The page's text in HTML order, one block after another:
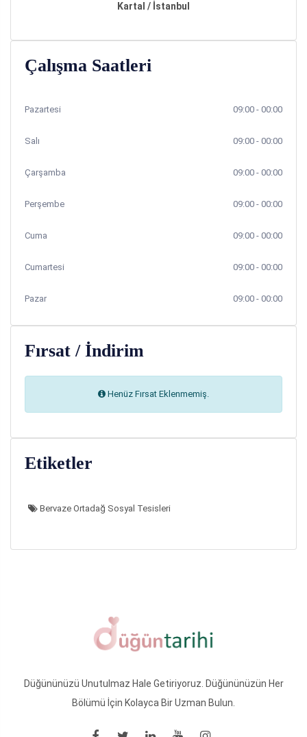
Kartal / İstanbul
Çalışma Saatleri
Pazartesi 09:00 - 00:00
Salı 09:00 - 00:00
Çarşamba 09:00 - 00:00
Perşembe 09:00 - 00:00
Cuma 09:00 - 00:00
Cumartesi 09:00 - 00:00
Pazar 09:00 - 00:00
Fırsat / İndirim
Henüz Fırsat Eklenmemiş.
Etiketler
Bervaze Ortadağ Sosyal Tesisleri
Düğününüzü Unutulmaz Hale Getiriyoruz. Düğününüzün Her
Bölümü İçin Kolayca Bir Uzman Bulun.